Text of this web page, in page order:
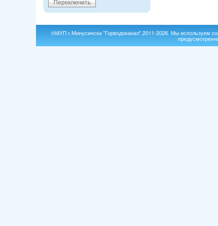
©МУП г.Минусинска "Горводоканал",2011-2026. Мы используем